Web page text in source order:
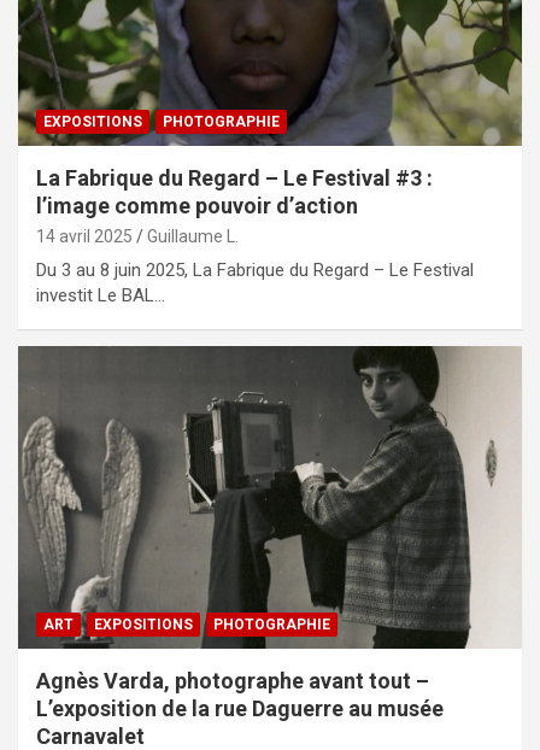
EXPOSITIONS PHOTOGRAPHIE
La Fabrique du Regard – Le Festival #3 :
l’image comme pouvoir d’action
14 avril 2025 Guillaume L.
Du 3 au 8 juin 2025, La Fabrique du Regard – Le Festival
investit Le BAL…
ART EXPOSITIONS PHOTOGRAPHIE
Agnès Varda, photographe avant tout –
L’exposition de la rue Daguerre au musée
Carnavalet